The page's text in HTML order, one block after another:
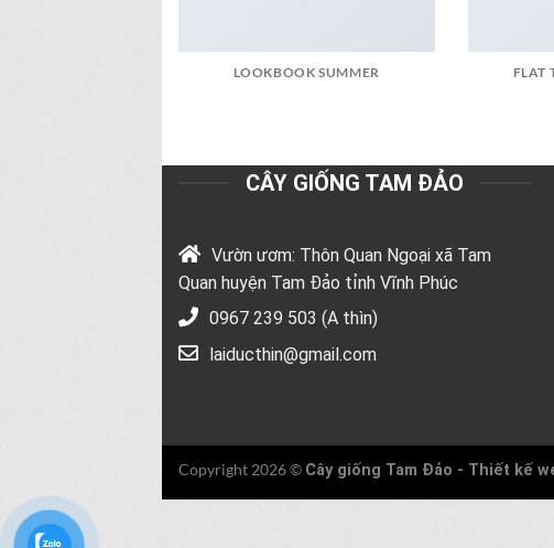
LOOKBOOK SUMMER FLAT
CÂY GIỐNG TAM ĐẢO
Vườn ươm: Thôn Quan Ngoại xã Tam
Quan huyện Tam Đảo tỉnh Vĩnh Phúc
0967 239 503 (A thìn)
laiducthin@gmail.com
Copyright 2026 © Cây giống Tam Đảo - Thiết kế